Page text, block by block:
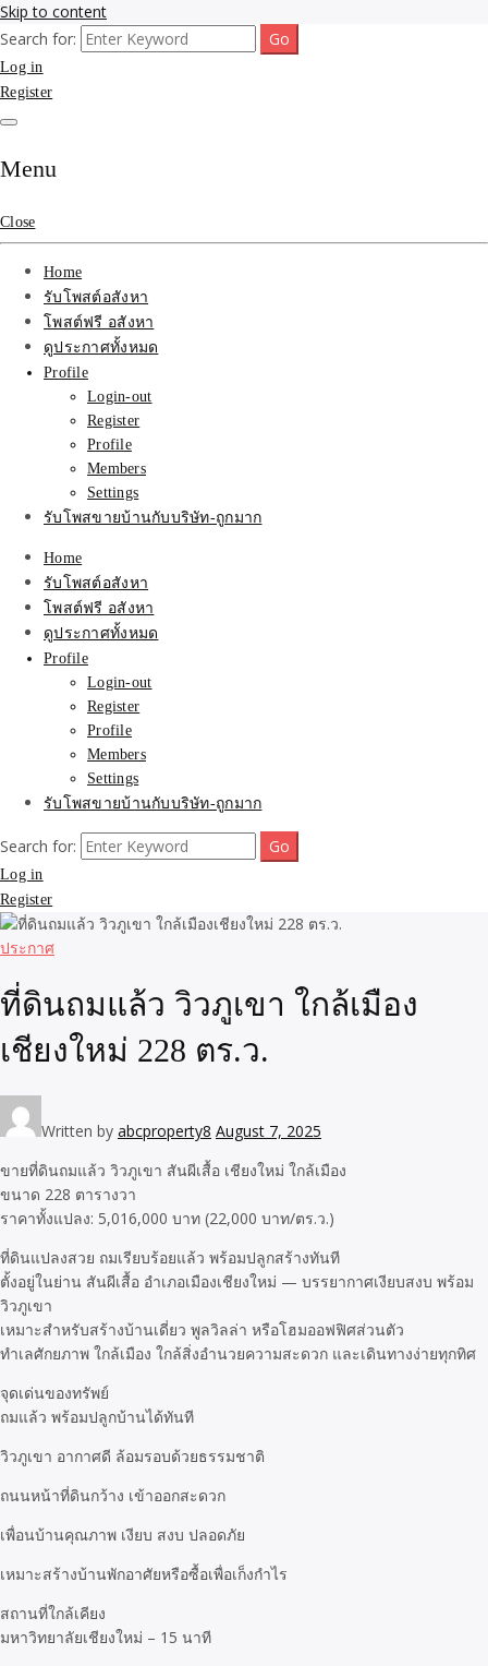
Skip to content
รับจ้างโพสขายบ้าน ที่ดิน
ติดAI SEO กับบริษัทใหญ่
รับจ้างทำโฆษณา สินค้า
บ้านที่ดิน ราคา ถูกและดี
ที่สุด บริการ โปรโมท
โฆษณารับโพสอสังหา ทีม
งาน บริํษัทใหญ่ เว็บขาย
บ้าน คุณภาพอันดับ1
SEOขายบ้าน
รับจ้างโพสขายบ้าน ที่ดิน ไม่มีค่านายหน้า กับบริษัท SEO-AI เน้นติดหน้า
แรก บริการโพสต์ โปรโมท รับจ้างทำโฆษณา ราคาถูก เว็บขายบ้าน รับโพ
สอสังหา ติดหน้าแรกกูเกิ้ล ทีมงาน บริํษัทใหญ่ รับประกันผลงาน ที่เดียวใน
Search for:
Log in
Register
Menu
Close
Home
รับโพสต์อสังหา
โพสต์ฟรี อสังหา
ดูประกาศทั้งหมด
Profile
Login-out
Register
Profile
Members
Settings
รับโพสขายบ้านกับบริษัท-ถูกมาก
Home
รับโพสต์อสังหา
โพสต์ฟรี อสังหา
ดูประกาศทั้งหมด
Profile
Login-out
Register
Profile
Members
Settings
รับโพสขายบ้านกับบริษัท-ถูกมาก
Search for:
Log in
Register
ประกาศ
ที่ดินถมแล้ว วิวภูเขา ใกล้เมือง
เชียงใหม่ 228 ตร.ว.
Written by abcproperty8 August 7, 2025
ขายที่ดินถมแล้ว วิวภูเขา สันผีเสื้อ เชียงใหม่ ใกล้เมือง
ขนาด 228 ตารางวา
ราคาทั้งแปลง: 5,016,000 บาท (22,000 บาท/ตร.ว.)
ที่ดินแปลงสวย ถมเรียบร้อยแล้ว พร้อมปลูกสร้างทันที
ตั้งอยู่ในย่าน สันผีเสื้อ อำเภอเมืองเชียงใหม่ — บรรยากาศเงียบสงบ พร้อม
วิวภูเขา
เหมาะสำหรับสร้างบ้านเดี่ยว พูลวิลล่า หรือโฮมออฟฟิศส่วนตัว
ทำเลศักยภาพ ใกล้เมือง ใกล้สิ่งอำนวยความสะดวก และเดินทางง่ายทุกทิศ
จุดเด่นของทรัพย์
ถมแล้ว พร้อมปลูกบ้านได้ทันที
วิวภูเขา อากาศดี ล้อมรอบด้วยธรรมชาติ
ถนนหน้าที่ดินกว้าง เข้าออกสะดวก
เพื่อนบ้านคุณภาพ เงียบ สงบ ปลอดภัย
เหมาะสร้างบ้านพักอาศัยหรือซื้อเพื่อเก็งกำไร
สถานที่ใกล้เคียง
มหาวิทยาลัยเชียงใหม่ – 15 นาที